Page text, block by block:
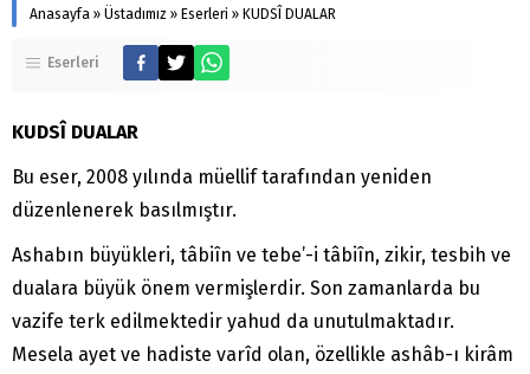
Anasayfa » Üstadımız » Eserleri » KUDSÎ DUALAR
Eserleri
KUDSÎ DUALAR
Bu eser, 2008 yılında müellif tarafından yeniden
düzenlenerek basılmıştır.
Ashabın büyükleri, tâbiîn ve tebe’-i tâbiîn, zikir, tesbih ve
dualara büyük önem vermişlerdir. Son zamanlarda bu
vazife terk edilmektedir yahud da unutulmaktadır.
Mesela ayet ve hadiste varîd olan, özellikle ashâb-ı kirâm